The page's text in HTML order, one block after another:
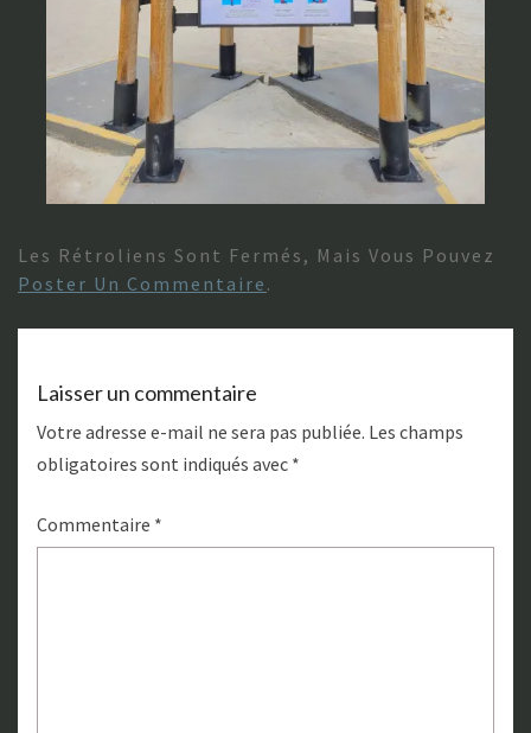
Les Rétroliens Sont Fermés, Mais Vous Pouvez
Poster Un Commentaire .
Laisser un commentaire
Votre adresse e-mail ne sera pas publiée. Les champs
obligatoires sont indiqués avec *
Commentaire *